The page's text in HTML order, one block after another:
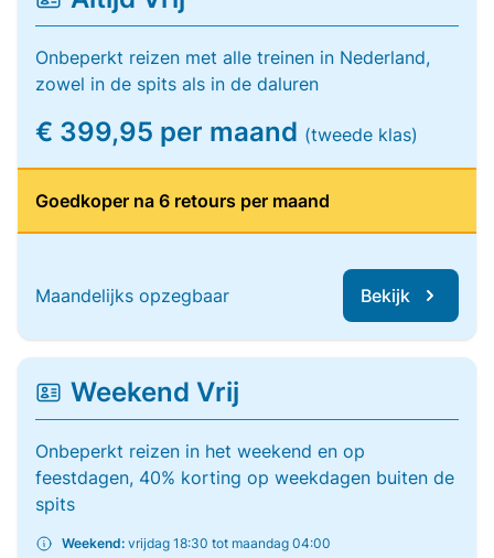
Onbeperkt reizen met alle treinen in Nederland,
zowel in de spits als in de daluren
€ 399,95 per maand (tweede klas)
Goedkoper na 6 retours per maand
Maandelijks opzegbaar Bekijk
Weekend Vrij
Onbeperkt reizen in het weekend en op
feestdagen, 40% korting op weekdagen buiten de
spits
Weekend: vrijdag 18:30 tot maandag 04:00